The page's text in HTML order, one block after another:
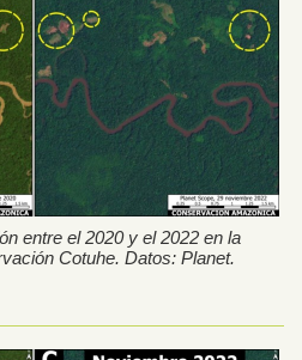
entre el 2020 y el 2022 en la
Cotuhe. Datos: Planet.